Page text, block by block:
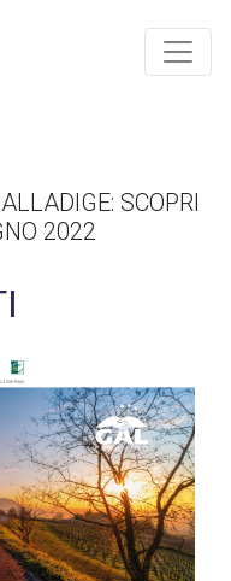
SCOPRI
2022